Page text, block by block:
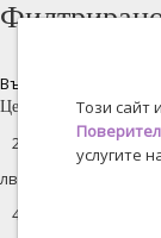
Възстановяване на
Цена
лв. -
Този сайт
услугите